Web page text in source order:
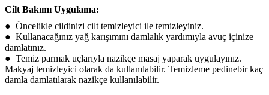
Cilt Bakımı Uygulama:
● Öncelikle cildinizi cilt temizleyici ile temizleyiniz.
● Kullanacağınız yağ karışımını damlalık yardımıyla avuç içinize
damlatınız.
● Temiz parmak uçlarıyla nazikçe masaj yaparak uygulayınız.
Makyaj temizleyici olarak da kullanılabilir. Temizleme pedinebir kaç
damla damlatılarak nazikçe kullanılabilir.